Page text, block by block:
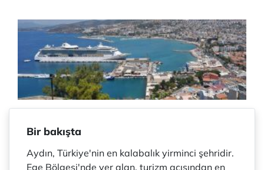
Bir bakışta
Aydın, Türkiye'nin en kalabalık yirminci şehridir.
Ege Bölgesi'nde yer alan, turizm açısından en